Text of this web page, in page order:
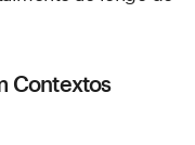
Contextos